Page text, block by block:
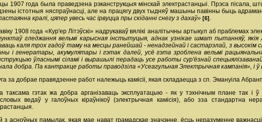
1907 года была праведзена рэканструкцыя мінскай электрастанцыі. Прэса
істотныя няспраўнасці, але на працягу двух тыдняў машыны павінны быць
кралі, цяпер увесь час ірвуцца пры скіданні снегу з дахаў» [6].
1908 года «Кур'ер Літэўскі» надрукаваў вялікі аналітычны артыкул аб праблемах
гледжання вельмі карысная інстытуцыя, аднак узнікае шмат пытанняў,
каля трох гадоў таму на месцы ранейшай - ненадзейнай і састарэлай, з
і генератары, акумулятары і гэтак далей, усё гэта зроблена вельмі
ўласнымі сіламі і вырашылі перадаць усе работы сур'ёзнай
добра. Па кантракце работы праводзіла «Усеагульная Электрычная кампанія», і
за добрае правядзенне работ належыць камісіі, якая складаецца з сп. Эмануіла
таксама гэтак жа добра арганізаваць эксплуатацыю - як у тэхнічным плане так і
ведаў у галоўных кіраўнікоў (электрычная камісія), або з­за стандартна
з асноўных памылак, якая мае нават грамадскае значэнне, ёсць неразуменне